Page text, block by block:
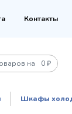
Контакты
на 0 ₽
Шкафы